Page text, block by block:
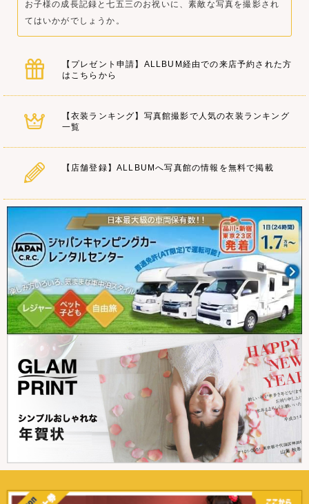
お子様の成長記録と七五三のお祝いに、素敵な写真を撮影され
てはいかがでしょうか。
【プレゼント申請】ALLBUM経由での来店予約された方
はこちらから
【衣装ランキング】写真館撮影で人気の衣装ランキング
一覧
【店舗登録】ALLBUMへ写真館の情報を無料で掲載